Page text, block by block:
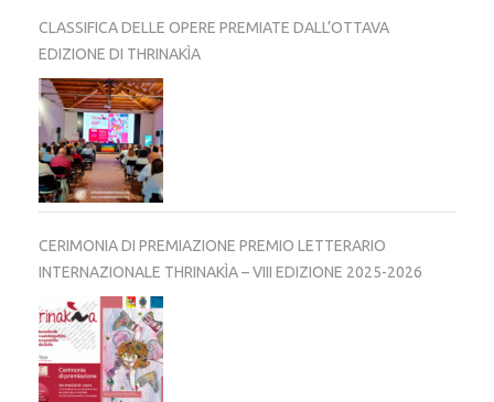
CLASSIFICA DELLE OPERE PREMIATE DALL’OTTAVA
EDIZIONE DI THRINAKÌA
CERIMONIA DI PREMIAZIONE PREMIO LETTERARIO
INTERNAZIONALE THRINAKÌA – VIII EDIZIONE 2025-2026